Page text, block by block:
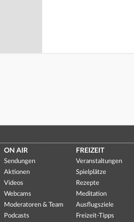
ON AIR
Sendungen
Aktionen
Videos
Webcams
Moderatoren & Team
Podcasts
FREIZEIT
Veranstaltungen
Spielplätze
Rezepte
Meditation
Ausflugsziele
Freizeit-Tipps